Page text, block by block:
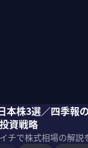
本株3選／四季報
資戦略
阿弥